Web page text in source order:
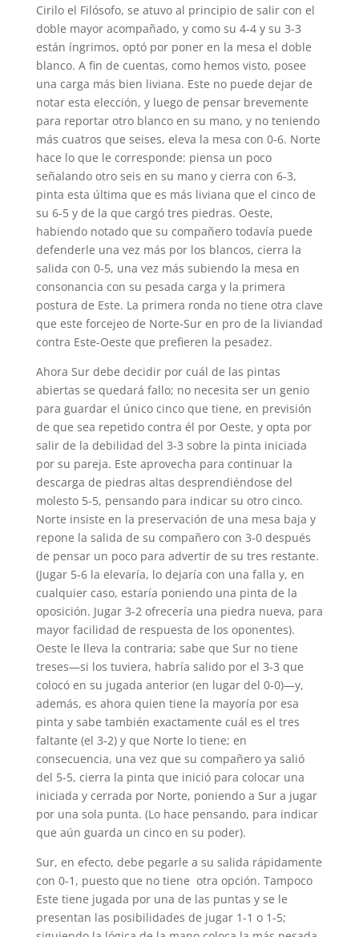
Cirilo el Filósofo, se atuvo al principio de salir con el
doble mayor acompañado, y como su 4-4 y su 3-3
están íngrimos, optó por poner en la mesa el doble
blanco. A fin de cuentas, como hemos visto, posee
una carga más bien liviana. Este no puede dejar de
notar esta elección, y luego de pensar brevemente
para reportar otro blanco en su mano, y no teniendo
más cuatros que seises, eleva la mesa con 0-6. Norte
hace lo que le corresponde: piensa un poco
señalando otro seis en su mano y cierra con 6-3,
pinta esta última que es más liviana que el cinco de
su 6-5 y de la que cargó tres piedras. Oeste,
habiendo notado que su compañero todavía puede
defenderle una vez más por los blancos, cierra la
salida con 0-5, una vez más subiendo la mesa en
consonancia con su pesada carga y la primera
postura de Este. La primera ronda no tiene otra clave
que este forcejeo de Norte-Sur en pro de la liviandad
contra Este-Oeste que prefieren la pesadez.
Ahora Sur debe decidir por cuál de las pintas
abiertas se quedará fallo; no necesita ser un genio
para guardar el único cinco que tiene, en previsión
de que sea repetido contra él por Oeste, y opta por
salir de la debilidad del 3-3 sobre la pinta iniciada
por su pareja. Este aprovecha para continuar la
descarga de piedras altas desprendiéndose del
molesto 5-5, pensando para indicar su otro cinco.
Norte insiste en la preservación de una mesa baja y
repone la salida de su compañero con 3-0 después
de pensar un poco para advertir de su tres restante.
(Jugar 5-6 la elevaría, lo dejaría con una falla y, en
cualquier caso, estaría poniendo una pinta de la
oposición. Jugar 3-2 ofrecería una piedra nueva, para
mayor facilidad de respuesta de los oponentes).
Oeste le lleva la contraria; sabe que Sur no tiene
treses—si los tuviera, habría salido por el 3-3 que
colocó en su jugada anterior (en lugar del 0-0)—y,
además, es ahora quien tiene la mayoría por esa
pinta y sabe también exactamente cuál es el tres
faltante (el 3-2) y que Norte lo tiene; en
consecuencia, una vez que su compañero ya salió
del 5-5, cierra la pinta que inició para colocar una
iniciada y cerrada por Norte, poniendo a Sur a jugar
por una sola punta. (Lo hace pensando, para indicar
que aún guarda un cinco en su poder).
Sur, en efecto, debe pegarle a su salida rápidamente
con 0-1, puesto que no tiene otra opción. Tampoco
Este tiene jugada por una de las puntas y se le
presentan las posibilidades de jugar 1-1 o 1-5;